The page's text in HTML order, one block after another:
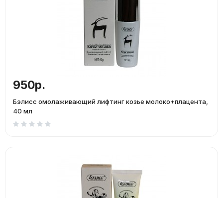
950р.
Бэлисс омолаживающий лифтинг козье молоко+плацента,
40 мл